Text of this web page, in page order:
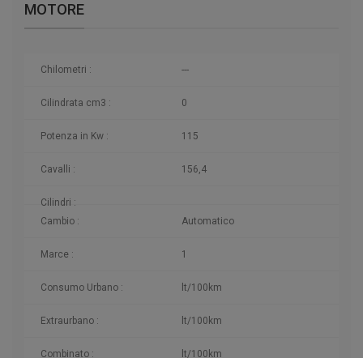
MOTORE
Chilometri : ---
Cilindrata cm3 : 0
Potenza in Kw : 115
Cavalli : 156,4
Cilindri :
Cambio :
Automatico
Marce : 1
Consumo Urbano : lt/100km
Extraurbano : lt/100km
Combinato : lt/100km